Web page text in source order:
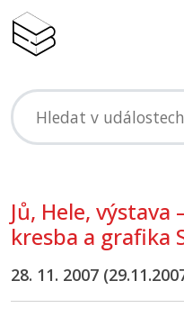
Jů, Hele,
kresba a grafika
28. 11. 2007